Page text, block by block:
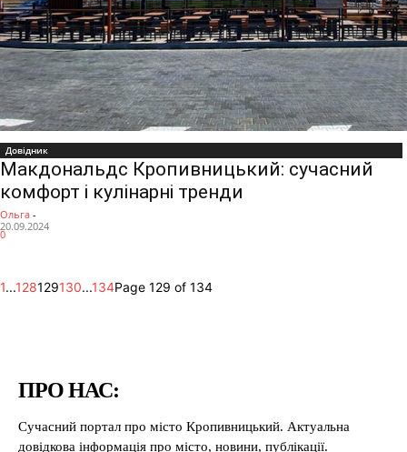
Довідник
Макдональдс Кропивницький: сучасний
комфорт і кулінарні тренди
Ольга -
20.09.2024
0
1...128129130...134Page 129 of 134
ПРО НАС:
Сучасний портал про місто Кропивницький. Актуальна
довідкова інформація про місто, новини, публікації.